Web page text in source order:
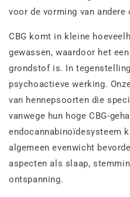
voor de vorming van andere
CBG komt in kleine
gewassen, waardoor het
grondstof is. In
psychoactieve werking.
van hennepsoorten die
vanwege hun hoge CBG-
endocannabinoïdesysteem
algemeen evenwicht
aspecten als slaap,
ontspanning.